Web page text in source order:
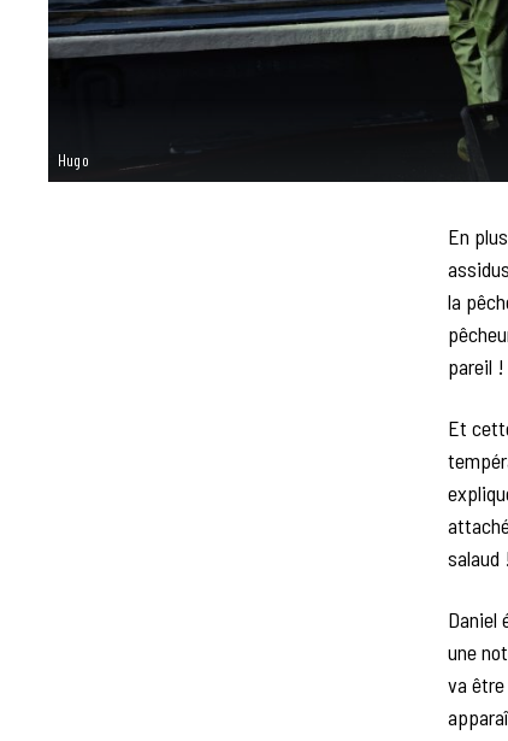
Hugo
En
la
pareil
Et
salaud
Daniel
une
va